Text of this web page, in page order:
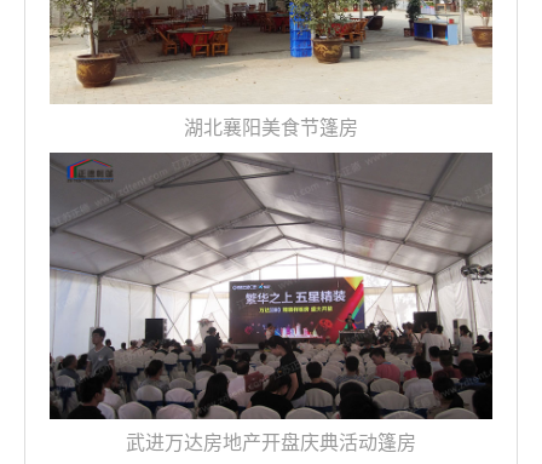
湖北襄阳美食节篷房
武进万达房地产开盘庆典活动篷房